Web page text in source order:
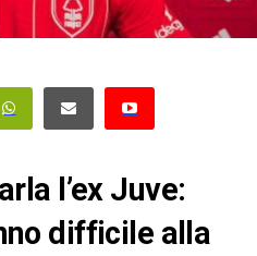
l’ex Juve:
difficile alla